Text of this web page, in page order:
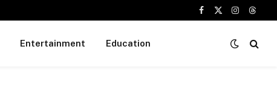
Facebook
X
Instagram
Entertainment Education